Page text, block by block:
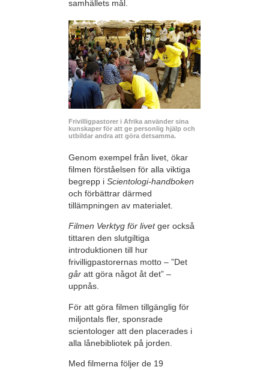
samhällets mål.
Frivilligpastorer i Afrika använder sina
kunskaper för att ge personlig hjälp och
utbildar andra att göra detsamma.
Genom exempel från livet, ökar
filmen förståelsen för alla viktiga
begrepp i Scientologi-handboken
och förbättrar därmed
tillämpningen av materialet.
Filmen Verktyg för livetger också
tittaren den slutgiltiga
introduktionen till hur
frivilligpastorernas motto – ”Det
går att göra något åt det” –
uppnås.
För att göra filmen tillgänglig för
miljontals fler, sponsrade
scientologer att den placerades i
alla lånebibliotek på jorden.
Med filmerna följer de 19